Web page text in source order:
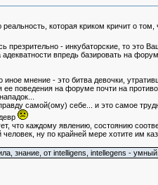
которая криком кричит о том,
презрительно - инкубаторские, то это
впредь базировать на
мнение - это битва девочки,
поведения на форуме почти на
самой(ому) себе... и это самое
что каждому явлению, состоянию
ну по крайней мере хотите им
знание, от intelligens, intellegens -